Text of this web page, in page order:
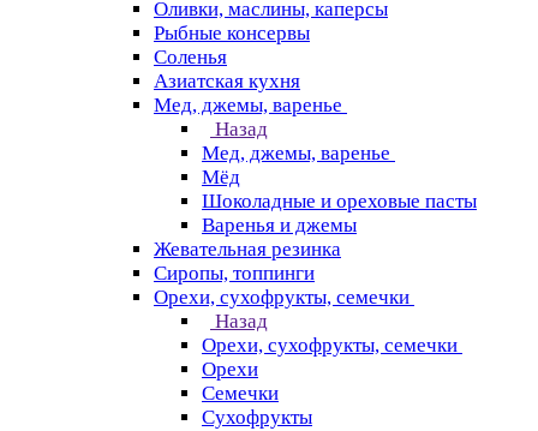
Оливки, маслины, каперсы
Рыбные консервы
Соленья
Азиатская кухня
Мед, джемы, варенье
Назад
Мед, джемы, варенье
Мёд
Шоколадные и ореховые пасты
Варенья и джемы
Жевательная резинка
Сиропы, топпинги
Орехи, сухофрукты, семечки
Назад
Орехи, сухофрукты, семечки
Орехи
Семечки
Сухофрукты